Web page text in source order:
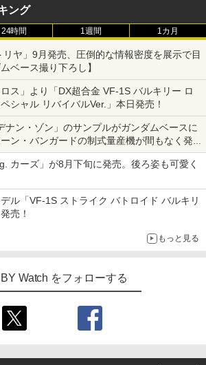
ング
24時間 1週間 1カ月
リヤ」9月発売、圧倒的な情報密度を展示で目
ベース撮り下ろし】
ロス」より「DX超合金 VF-1S バルキリー ロ
シャル リバイバルVer.」本日発売！
ナン・ゾン」のサンプルがガンダムベースに
ン・バンガードの制式量産機が間もなく発送
り下ろし】
カーズ」が8月下旬に発売。後ろ姿も可愛く
クィーンやメーターなど4種がラインナップ
ル「VF-1S ストライク バトロイド バルキリ
売！
もっと見る
Watch をフォローする